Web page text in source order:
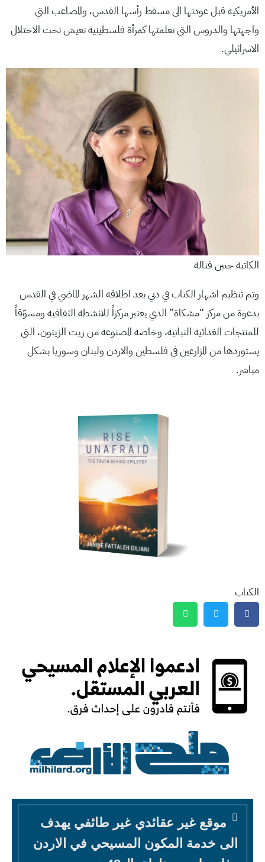
الأمريكية قبل عودتها الى مسقط رأسها القدس، والمصاعب التي
واجهتها والدروس التي تعلمتها كمرأة فلسطينية تعيش تحت الاحتلال
الاسرائيلي.
الكاتبة جنين فتالة
وتم تنظيم اشهار الكتاب في دبي بعد اطلاقه الشهر الماضي في القدس
بدعوة من مركز “مشكاة” الذي يعتبر مركزاً للانشطة الثقافية ومسوّقاً
للمنتجات الغذائية النباتية، وخاصة المصنوعة من زيت الزيتون، التي
يستوردها من المزارعين في فلسطين والاردن ولبنان وسوريا بشكل
مباشر.
الكتاب
موقع غير عقائدي غير طائفي يهدف
الى خدمة المكون المسيحي في الاردن